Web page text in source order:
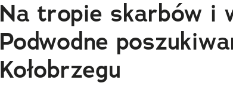
Na tropie skarbów i
Podwodne
Kołobrzegu